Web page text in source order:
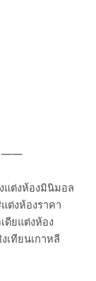
——
แต่งห้องมินิมอล
ต่งห้องราคา
ดียแต่งห้อง
เทียนเกาหลี